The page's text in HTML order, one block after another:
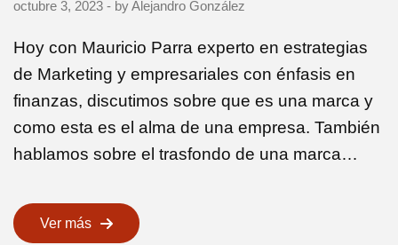
octubre 3, 2023 - byAlejandro González
Hoy con Mauricio Parra experto en estrategias
de Marketing y empresariales con énfasis en
finanzas, discutimos sobre que es una marca y
como esta es el alma de una empresa. También
hablamos sobre el trasfondo de una marca…
Ver más